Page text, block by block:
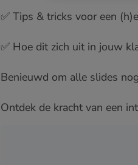
✅ Tips & tricks voor een
✅ Hoe dit zich uit in jouw
Benieuwd om alle slides
Ontdek de kracht van een